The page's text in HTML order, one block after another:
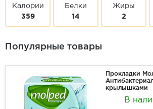
Калории
359
Белки
14
Жиры
2
Популярные товары
Прокладки
крылышками
В